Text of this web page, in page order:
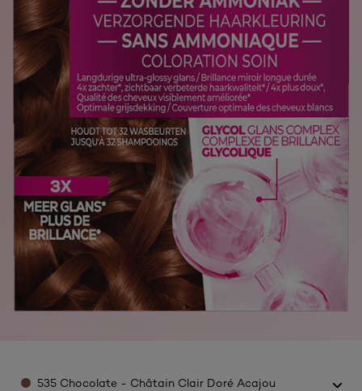
Color535 Chocolate - Châtain Clair Doré Acajou